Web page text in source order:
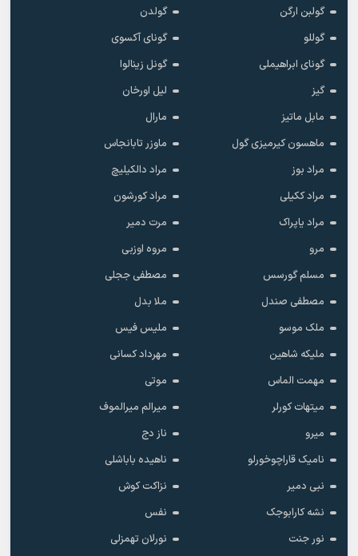
گولبن ارگن
گولدن
گوللو
گونای آکسوی
گونای ابراهیملی
گونل زینالوا
گیز
لیل اورخان
مابل ماتیز
مارال
ماهسون کیرمیزی گول
ماوزر تابانجاس
مراد بوز
مراد دالکیلیچ
مراد ککیلی
مراد کورشون
مراد یاپراک
مرت دمیر
مرو
مروه اوزبی
مسلم گورسس
مصطفی ججلی
مصطفی صندل
ملا بدل
ملک موسو
ملیس فیس
ملیکه شاهین
مهرداد کسانی
مهمت الماس
موتی
میتهات کورلر
میرالم میرالموف
میرو
ناز دج
نامیک قاراچوخورلو
ناهیده باباشلی
نبی دمیر
نزاکت کوش
نشه کارابوجک
نفس
نور جنت
نورلان تهمزلی